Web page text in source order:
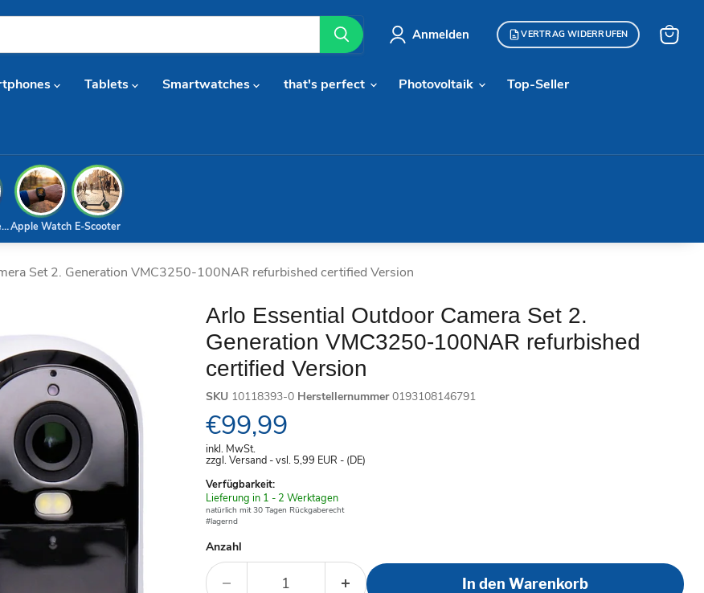
Anmelden VERTRAG WIDERRUFEN
Tablets Smartwatches that's perfect Photovoltaik Top-Seller
E-Scooter
Apple Watch
Set 2. Generation VMC3250-100NAR refurbished certified Version
Arlo Essential Outdoor Camera Set 2.
Generation VMC3250-100NAR refurbished
certified Version
SKU 10118393-0 Herstellernummer 0193108146791
Aktueller Preis
€99,99
inkl. MwSt.
zzgl. Versand - vsl. 5,99 EUR - (DE)
Verfügbarkeit:
Verfügbar
-
Lieferung in 1 - 2 Werktagen
natürlich mit 30 Tagen Rückgaberecht
#lagernd
Anzahl
In den Warenkorb